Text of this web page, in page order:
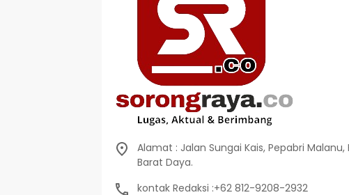
Alamat : Jalan Sungai Kais, Pepabri Malanu,
Barat Daya.
kontak Redaksi :+62 812-9208-2932